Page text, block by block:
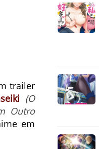
trailer
(O
Outro
em